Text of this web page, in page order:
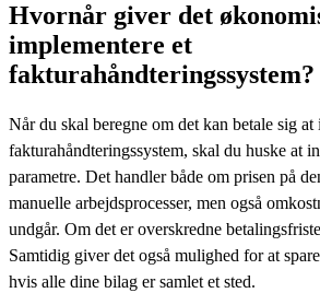
Hvornår giver det
implementere et
fakturahåndteringssystem?
Når du skal beregne om det kan betale sig at
fakturahåndteringssystem, skal du huske at
parametre. Det handler både om prisen på
manuelle arbejdsprocesser, men også
undgår. Om det er overskredne
Samtidig giver det også mulighed for at
hvis alle dine bilag er samlet et sted.